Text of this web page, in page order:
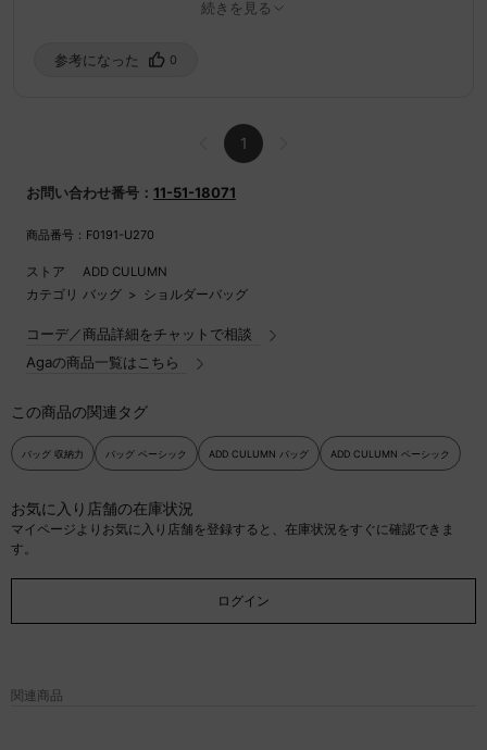
続きを見る
参考になった️ 0
1
お問い合わせ番号： 11-51-18071
商品番号：F0191-U270
ストア
ADD CULUMN
カテゴリ バッグ> ショルダーバッグ
コーデ／商品詳細をチャットで相談
Agaの商品一覧はこちら
この商品の関連タグ
バッグ 収納力 バッグ ベーシック ADD CULUMN バッグ ADD CULUMN ベーシック
お気に入り店舗の在庫状況
マイページよりお気に入り店舗を登録すると、在庫状況をすぐに確認できま
す。
ログイン
関連商品